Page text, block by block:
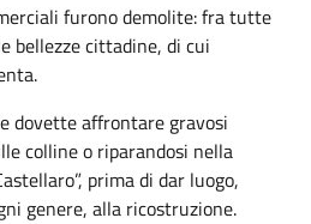
furono demolite: fra tutte
bellezze cittadine, di cui
dovette affrontare gravosi
colline o riparandosi nella
prima di dar luogo,
genere, alla ricostruzione.